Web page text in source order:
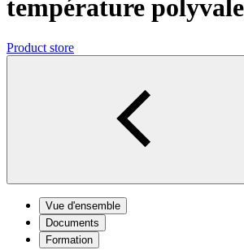
température
Product store
Vue d'ensemble
Documents
Formation